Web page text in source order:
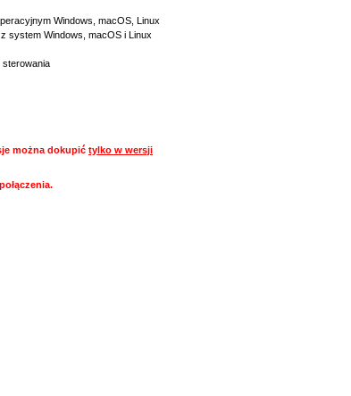
Windows, macOS, Linux
system Windows, macOS i Linux
sterowania
można dokupić tylko w wersji